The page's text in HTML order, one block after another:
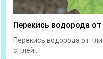
Перекись водорода от
Перекись водорода от
с тлей...